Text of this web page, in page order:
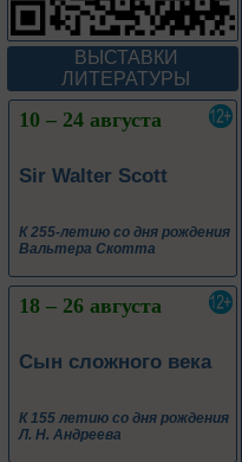
ВЫСТАВКИ
ЛИТЕРАТУРЫ
95 лет со дня рождения
композитора Микаэла
Леоновича Таривердиева
10 – 24 августа
Sir Walter Scott
К 255-летию со дня рождения
Вальтера Скотта
18 – 26 августа
Сын сложного века
К 155 летию со дня рождения
Л. Н. Андреева